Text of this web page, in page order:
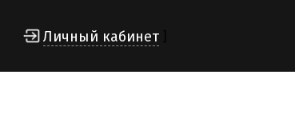
Личный кабинет